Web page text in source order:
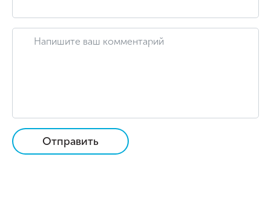
Отправить